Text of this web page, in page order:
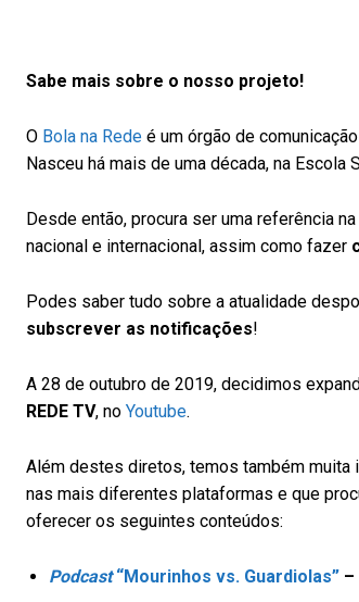
Sabe mais sobre o nosso projeto!
O Bola na Rede é um órgão de
Nasceu há mais de uma década, na
Desde então, procura ser uma referência
nacional e internacional, assim como fazer
Podes saber tudo sobre a atualidade
subscrever as notificações!
A 28 de outubro de 2019, decidimos
REDE TV, no Youtube.
Além destes diretos, temos também muita
nas mais diferentes plataformas e que
oferecer os seguintes conteúdos:
Podcast“Mourinhos vs. Guardiolas” –